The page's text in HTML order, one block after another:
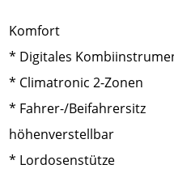
Komfort
* Digitales
* Climatronic 2-Zonen
* Fahrer-/Beifahrersitz
höhenverstellbar
* Lordosenstütze